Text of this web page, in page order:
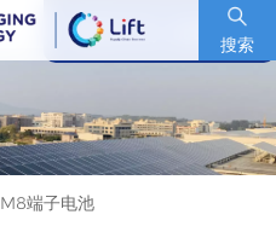
搜索
股票代码 : 600153.SH
M8端子电池